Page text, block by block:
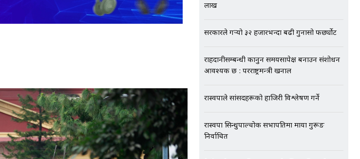
लाख
सरकारले गर्‍यो ३२ हजारभन्दा बढी गुनासो फर्छ्योट
राहदानीसम्बन्धी कानुन समयसापेक्ष बनाउन संशोधन
आवश्यक छ : परराष्ट्रमन्त्री खनाल
रास्वपाले सांसदहरूको हाजिरी विश्लेषण गर्ने
रास्वपा सिन्धुपाल्चोक सभापतिमा माया गुरूङ
निर्वाचित